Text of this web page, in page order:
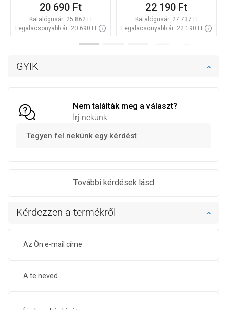
GYIK
Nem találták meg a választ?
Írj nekünk
Tegyen fel nekünk egy kérdést
További kérdések lásd
Kérdezzen a termékről
20 690 Ft
Katalógusár: 25 862 Ft
Legalacsonyabb ár: 20 690 Ft
22 190 Ft
Katalógusár: 27 737 Ft
Legalacsonyabb ár: 22 190 Ft